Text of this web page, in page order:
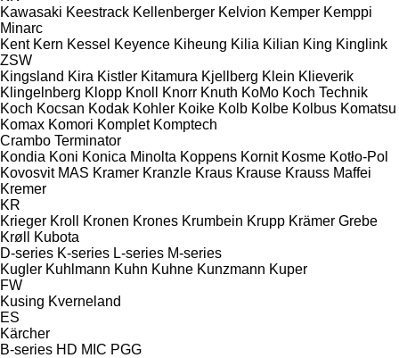
Kawasaki Keestrack Kellenberger Kelvion Kemper Kemppi
Minarc
Kent Kern Kessel Keyence Kiheung Kilia Kilian King Kinglink
ZSW
Kingsland Kira Kistler Kitamura Kjellberg Klein Klieverik
Klingelnberg Klopp Knoll Knorr Knuth KoMo Koch Technik
Koch Kocsan Kodak Kohler Koike Kolb Kolbe Kolbus Komatsu
Komax Komori Komplet Komptech
Crambo Terminator
Kondia Koni Konica Minolta Koppens Kornit Kosme Kotło-Pol
Kovosvit MAS Kramer Kranzle Kraus Krause Krauss Maffei
Kremer
KR
Krieger Kroll Kronen Krones Krumbein Krupp Krämer Grebe
Krøll
Kubota
D-series K-series L-series M-series
Kugler Kuhlmann Kuhn Kuhne Kunzmann Kuper
FW
Kusing Kverneland
ES
Kärcher
B-series HD MIC PGG